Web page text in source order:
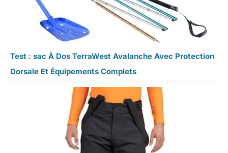
Test : sac À Dos TerraWest Avalanche Avec Protection
Dorsale Et Équipements Complets